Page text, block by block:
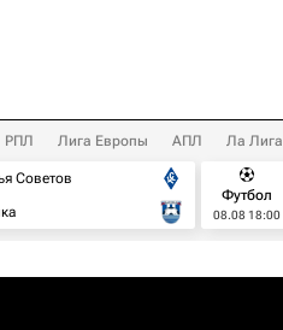
РПЛ Лига Европы АПЛ Ла Лига
Советов
Футбол
08.08 18:00